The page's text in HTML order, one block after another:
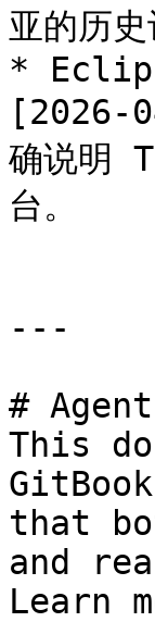
亚的历史
*
确说明
台。
---
#
This
that
and
Learn